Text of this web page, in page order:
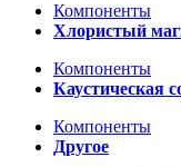
Компоненты
Хлористый
Компоненты
Каустическая
Компоненты
Другое